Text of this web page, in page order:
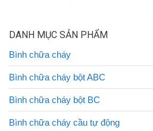
DANH MỤC SẢN PHẨM
Bình chữa cháy
Bình chữa cháy bột ABC
Bình chữa cháy bột BC
Bình chữa cháy cầu tự động